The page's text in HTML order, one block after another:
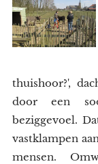
thuishoor?',
door een
beziggevoel.
vastklampen
mensen.